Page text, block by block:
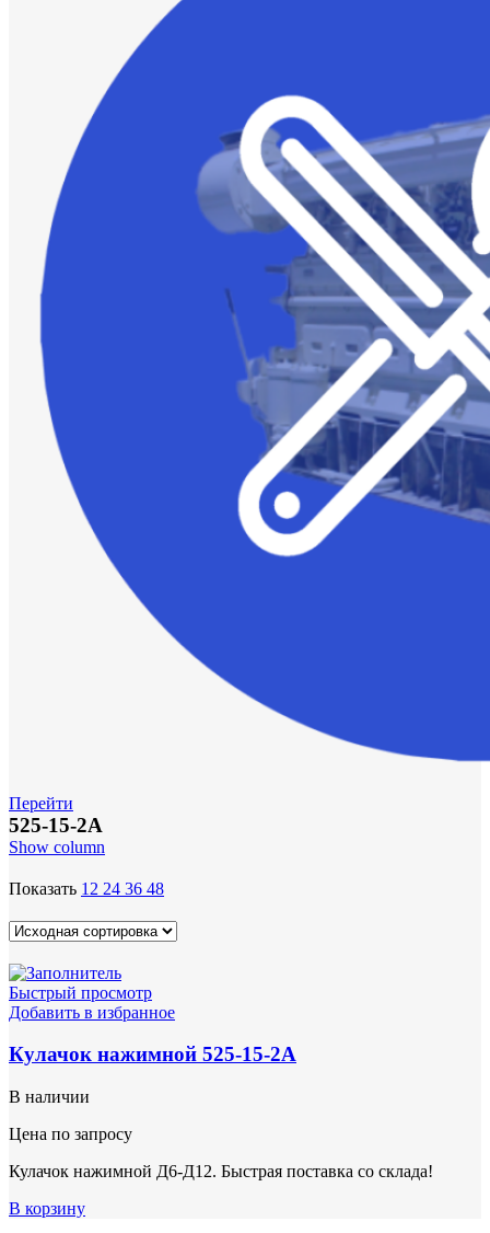
Перейти
525-15-2А
Show column
Показать 12 24 36 48
Быстрый просмотр
Добавить в избранное
Кулачок нажимной 525-15-2А
В наличии
Цена по запросу
Кулачок нажимной Д6-Д12. Быстрая поставка со склада!
В корзину